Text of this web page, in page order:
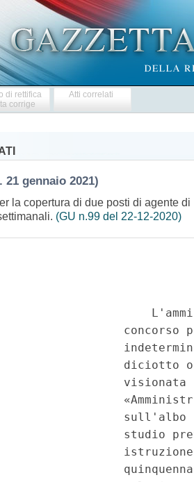
di rettifica
corrige
Atti correlati
21 gennaio 2021)
la copertura di due posti di agente
(GU n.99 del 22-12-2020)